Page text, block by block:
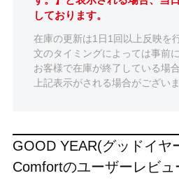
しております。
在庫の更新は1日1回以上反映を
文のタイミングによっては事前
お客様で在庫が終了している場
上記表示がされる場合がござい
GOOD YEAR(グッドイヤ
Comfortのユーザーレビュ